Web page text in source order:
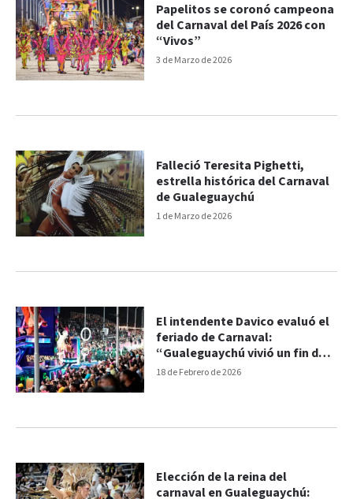
3 de Marzo de 2026
Papelitos se coronó campeona
del Carnaval del País 2026 con
“Vivos”
1 de Marzo de 2026
Falleció Teresita Pighetti,
estrella histórica del Carnaval
de Gualeguaychú
18 de Febrero de 2026
El intendente Davico evaluó el
feriado de Carnaval:
“Gualeguaychú vivió un fin de
semana histórico”
Elección de la reina del
carnaval en Gualeguaychú: